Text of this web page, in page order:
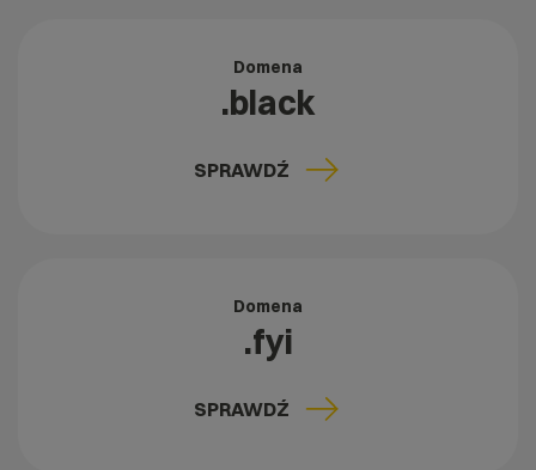
Domena
.black
SPRAWDŹ
Domena
.fyi
SPRAWDŹ